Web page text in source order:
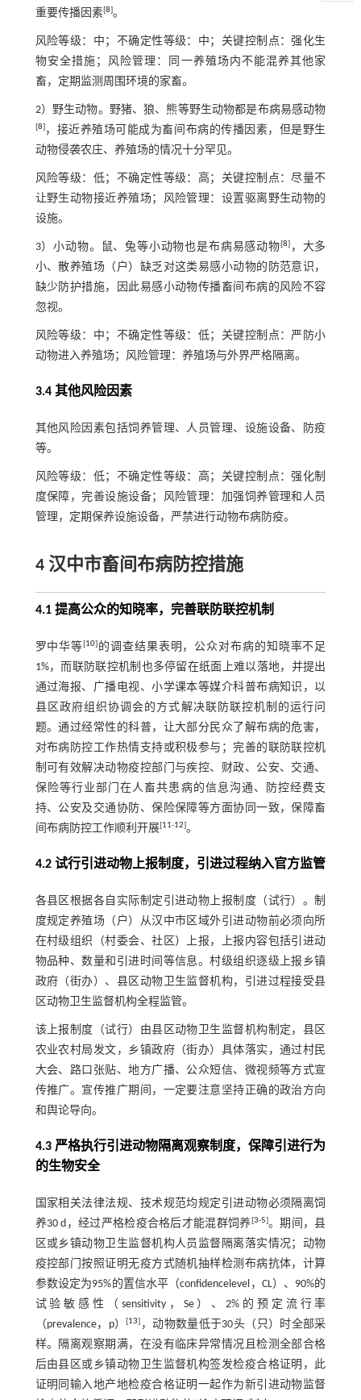
重要传播因素[8]。
风险等级：中；不确定性等级：中；关键控制点：强化生
物安全措施；风险管理：同一养殖场内不能混养其他家
畜，定期监测周围环境的家畜。
2）野生动物。野猪、狼、熊等野生动物都是布病易感动物
[8]，接近养殖场可能成为畜间布病的传播因素，但是野生
动物侵袭农庄、养殖场的情况十分罕见。
风险等级：低；不确定性等级：高；关键控制点：尽量不
让野生动物接近养殖场；风险管理：设置驱离野生动物的
设施。
3）小动物。鼠、兔等小动物也是布病易感动物[8]，大多
小、散养殖场（户）缺乏对这类易感小动物的防范意识，
缺少防护措施，因此易感小动物传播畜间布病的风险不容
忽视。
风险等级：中；不确定性等级：低；关键控制点：严防小
动物进入养殖场；风险管理：养殖场与外界严格隔离。
3.4 其他风险因素
其他风险因素包括饲养管理、人员管理、设施设备、防疫
等。
风险等级：低；不确定性等级：高；关键控制点：强化制
度保障，完善设施设备；风险管理：加强饲养管理和人员
管理，定期保养设施设备，严禁进行动物布病防疫。
4 汉中市畜间布病防控措施
4.1 提高公众的知晓率，完善联防联控机制
罗中华等[10] 的调查结果表明，公众对布病的知晓率不足
1%，而联防联控机制也多停留在纸面上难以落地，并提出
通过海报、广播电视、小学课本等媒介科普布病知识，以
县区政府组织协调会的方式解决联防联控机制的运行问
题。通过经常性的科普，让大部分民众了解布病的危害，
对布病防控工作热情支持或积极参与；完善的联防联控机
制可有效解决动物疫控部门与疾控、财政、公安、交通、
保险等行业部门在人畜共患病的信息沟通、防控经费支
持、公安及交通协防、保险保障等方面协同一致，保障畜
间布病防控工作顺利开展[11-12]。
4.2 试行引进动物上报制度，引进过程纳入官方监管
各县区根据各自实际制定引进动物上报制度（试行）。制
度规定养殖场（户）从汉中市区域外引进动物前必须向所
在村级组织（村委会、社区）上报，上报内容包括引进动
物品种、数量和引进时间等信息。村级组织逐级上报乡镇
政府（街办）、县区动物卫生监督机构，引进过程接受县
区动物卫生监督机构全程监管。
该上报制度（试行）由县区动物卫生监督机构制定，县区
农业农村局发文，乡镇政府（街办）具体落实，通过村民
大会、路口张贴、地方广播、公众短信、微视频等方式宣
传推广。宣传推广期间，一定要注意坚持正确的政治方向
和舆论导向。
4.3 严格执行引进动物隔离观察制度，保障引进行为
的生物安全
国家相关法律法规、技术规范均规定引进动物必须隔离饲
养30 d，经过严格检疫合格后才能混群饲养 [3-5]。期间，县
区或乡镇动物卫生监督机构人员监督隔离落实情况；动物
疫控部门按照证明无疫方式随机抽样检测布病抗体，计算
参数设定为95%的置信水平（confidencelevel，CL）、90%的
试验敏感性（sensitivity，Se）、2%的预定流行率
（prevalence，p）[13] ，动物数量低于30头（只）时全部采
样。隔离观察期满，在没有临床异常情况且检测全部合格
后由县区或乡镇动物卫生监督机构签发检疫合格证明，此
证明同输入地产地检疫合格证明一起作为新引进动物监督